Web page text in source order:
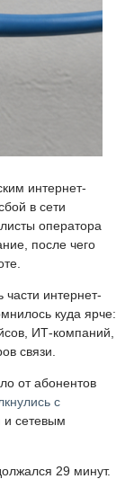
интернет-
в сети
оператора
после чего
части интернет-
куда ярче:
ИТ-компаний,
связи.
от абонентов
с
и сетевым
29 минут.